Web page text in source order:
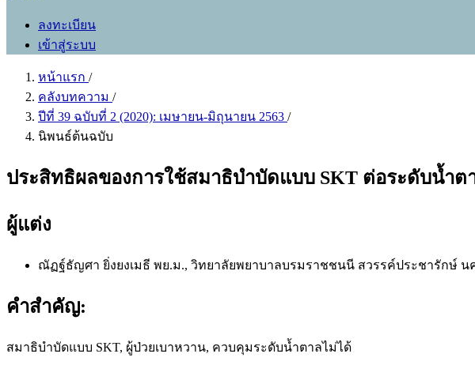
ลงทะเบียน
เข้าสู่ระบบ
หน้าแรก /
คลังบทความ /
ปีที่ 39 ฉบับที่ 2 (2020): เมษายน-มิถุนายน 2563 /
นิพนธ์ต้นฉบับ
ประสิทธิผลของการใช้สมาธิบำบัดแบบ SKT ต่อระดับน้ำ
ผู้แต่ง
ณัฏฐ์ธัญศา ยิ่งยงเมธี พย.ม., วิทยาลัยพยาบาลบรมราชชนนี สวรรค์ประชารักษ์ น
คำสำคัญ:
สมาธิบำบัดแบบ SKT, ผู้ป่วยเบาหวาน, ควบคุมระดับน้ำตาลไม่ได้